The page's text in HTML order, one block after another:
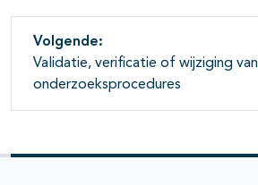
Volgende:
Validatie, verificatie of wijziging van
onderzoeksprocedures